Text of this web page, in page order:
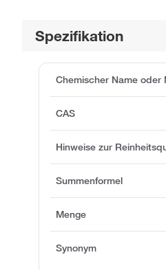
Spezifikation
Chemischer Name oder
CAS
Hinweise zur
Summenformel
Menge
Synonym